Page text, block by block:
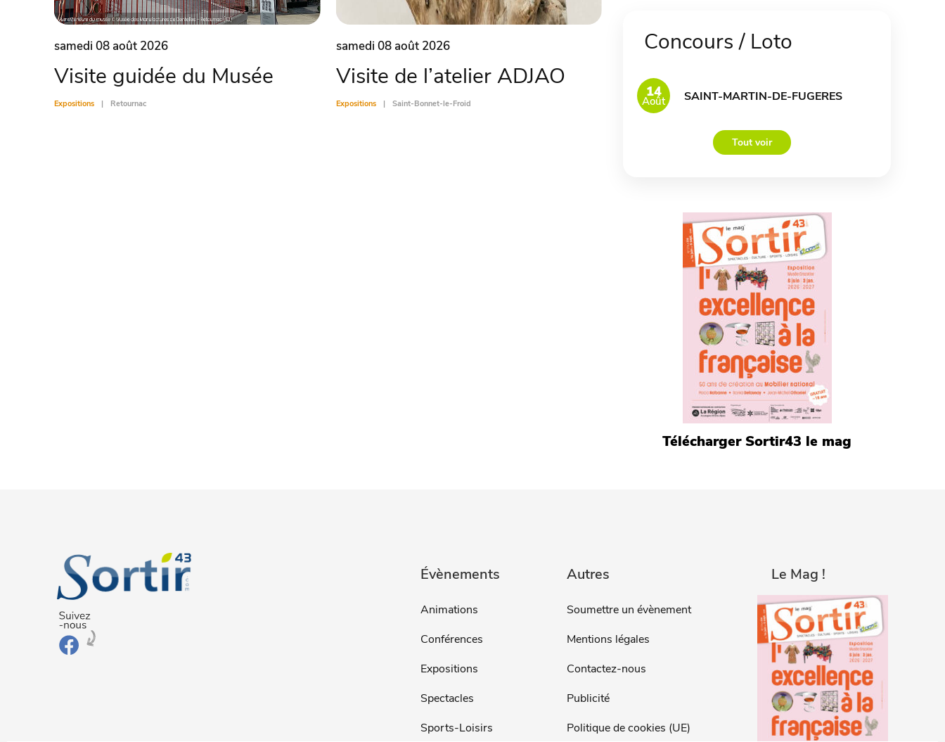
samedi 08 août 2026
Visite guidée du Musée
Expositions Retournac
samedi 08 août 2026
Visite de l’atelier ADJAO
Expositions Saint-Bonnet-le-Froid
Concours / Loto
14
Août SAINT-MARTIN-DE-FUGERES
Tout voir
Télécharger Sortir43 le mag
Évènements
Animations
Conférences
Expositions
Spectacles
Sports-Loisirs
Autres
Soumettre un évènement
Mentions légales
Contactez-nous
Publicité
Politique de cookies (UE)
Le Mag !